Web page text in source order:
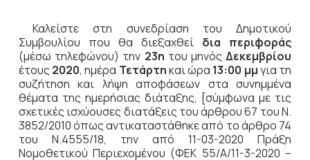
Καλείστε στη συνεδρίαση του Δημοτικού
Συμβουλίου που θα διεξαχθεί δια περιφοράς
(μέσω τηλεφώνου) την 23η του μηνόςΔεκεμβρίου
έτους 2020, ημέρα Τετάρτηκαι ώρα 13:00 μμγια τη
συζήτηση και λήψη αποφάσεων στα συνημμένα
θέματα της ημερήσιας διάταξης, [σύμφωνα με τις
σχετικές ισχύουσες διατάξεις του άρθρου 67 του Ν.
3852/2010 όπως αντικαταστάθηκε από το άρθρο 74
του Ν.4555/18, την από 11-03-2020 Πράξη
Νομοθετικού Περιεχομένου (ΦΕΚ 55/Α/11-3-2020 –